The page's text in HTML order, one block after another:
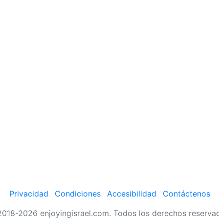
Privacidad Condiciones Accesibilidad
Contáctenos
2026 enjoyingisrael.com. Todos los derechos